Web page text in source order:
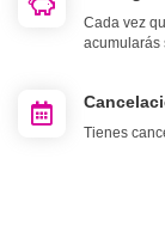
Cada vez
acumularás
Tienes